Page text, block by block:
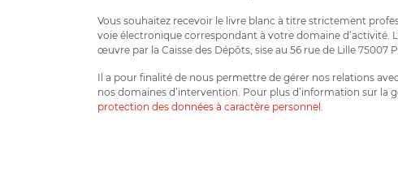
Vous souhaitez recevoir le livre blanc à titre strictement
voie électronique correspondant à votre domaine d’activité.
œuvre par la Caisse des Dépôts, sise au 56 rue de Lille 75007
Il a pour finalité de nous permettre de gérer nos relations
nos domaines d’intervention. Pour plus d’information sur la
protection des données à caractère personnel